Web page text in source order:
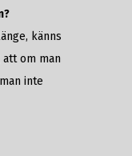
känns
om man
inte